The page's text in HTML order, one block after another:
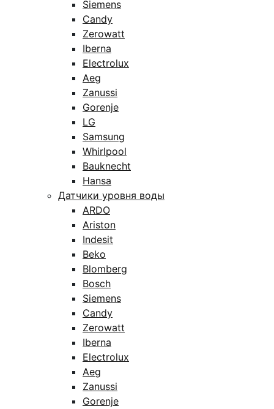
Siemens
Candy
Zerowatt
Iberna
Electrolux
Aeg
Zanussi
Gorenje
LG
Samsung
Whirlpool
Bauknecht
Hansa
Датчики уровня воды
ARDO
Ariston
Indesit
Beko
Blomberg
Bosch
Siemens
Candy
Zerowatt
Iberna
Electrolux
Aeg
Zanussi
Gorenje